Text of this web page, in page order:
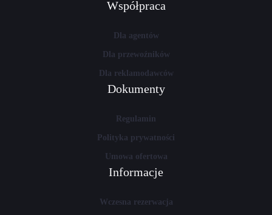
Współpraca
Dla agentów
Dla przewoźników
Dla reklamodawców
Dokumenty
Regulamin
Polityka prywatności
Umowa ofertowa
Informacje
Wczesna rezerwacja